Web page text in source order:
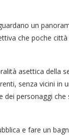
un
che poche
asettica della
senza vicini in
personaggi
e fare un